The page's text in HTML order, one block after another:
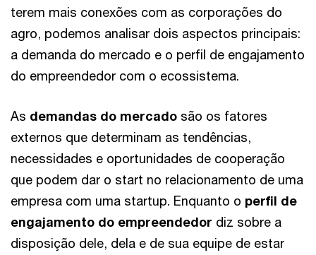
terem mais conexões com as corporações do
agro, podemos analisar dois aspectos principais:
a demanda do mercado e o perfil de engajamento
do empreendedor com o ecossistema.
As demandas do mercado são os fatores
externos que determinam as tendências,
necessidades e oportunidades de cooperação
que podem dar o start no relacionamento de uma
empresa com uma startup. Enquanto o perfil de
engajamento do empreendedor diz sobre a
disposição dele, dela e de sua equipe de estar